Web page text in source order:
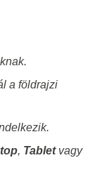
a földrajzi
, Tabletvagy